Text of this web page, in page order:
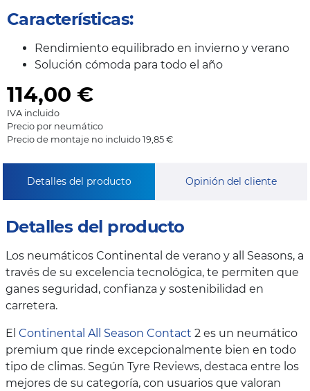
Características:
Rendimiento equilibrado en invierno y verano
Solución cómoda para todo el año
114,00 €
IVA incluido
Precio por neumático
Precio de montaje no incluido 19,85 €
Detalles del producto Opinión del cliente
Detalles del producto
Los neumáticos Continental de verano y all Seasons, a
través de su excelencia tecnológica, te permiten que
ganes seguridad, confianza y sostenibilidad en
carretera.
El Continental All Season Contact 2 es un neumático
premium que rinde excepcionalmente bien en todo
tipo de climas. Según Tyre Reviews, destaca entre los
mejores de su categoría, con usuarios que valoran